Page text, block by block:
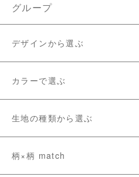
グループ
デザインから選ぶ
カラーで選ぶ
生地の種類から選ぶ
柄×柄 match